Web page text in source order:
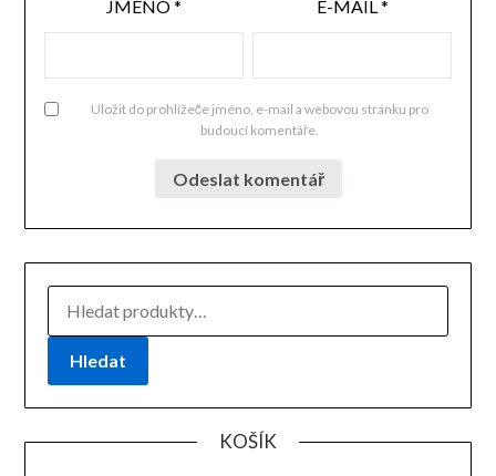
JMÉNO* E-MAIL *
Uložit do prohlížeče jméno, e-mail a webovou stránku pro
budoucí komentáře.
Hledat
KOŠÍK